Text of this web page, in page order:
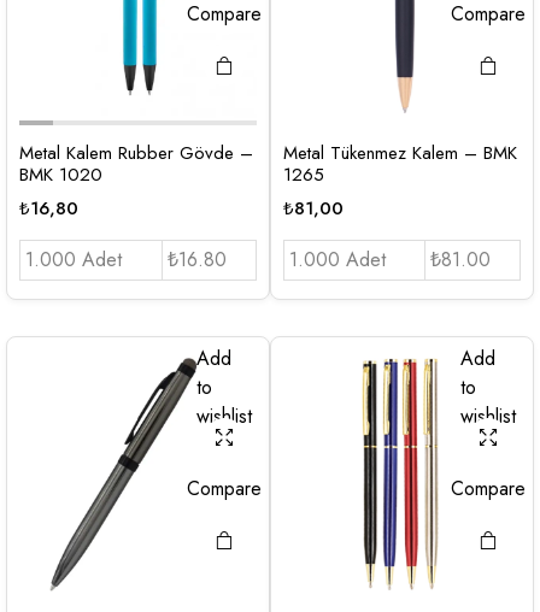
Compare
Metal Kalem Rubber Gövde –
BMK 1020
₺16,80
1.000 Adet ₺16.80
Compare
Metal Tükenmez Kalem – BMK
1265
₺81,00
1.000 Adet ₺81.00
Add
to
wishlist
Compare
Add
to
wishlist
Compare